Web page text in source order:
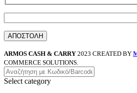
ARMOS CASH & CARRY 2023 CREATED BY
COMMERCE SOLUTIONS.
Select category